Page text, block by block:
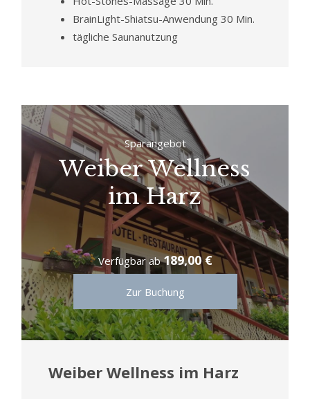
BrainLight-Shiatsu-Anwendung 30 Min.
tägliche Saunanutzung
Sparangebot
Weiber Wellness
im Harz
Verfügbar ab189,00 €
Zur Buchung
Weiber Wellness im Harz